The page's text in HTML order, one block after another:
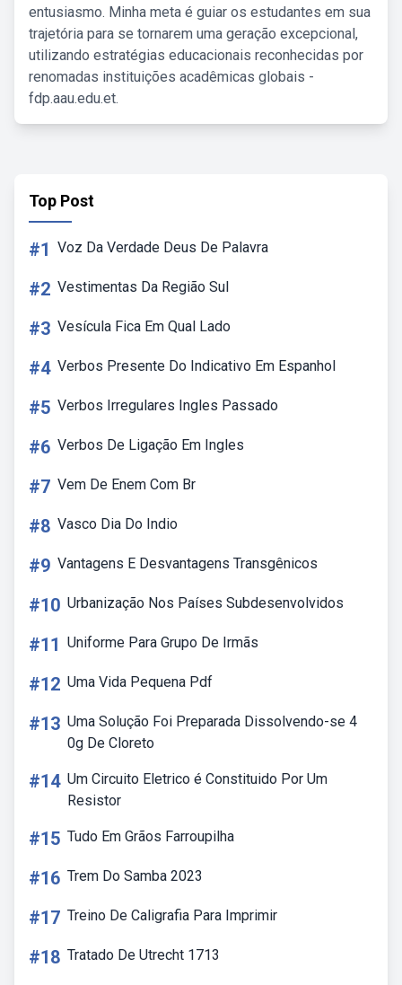
entusiasmo. Minha meta é guiar os estudantes em sua
trajetória para se tornarem uma geração excepcional,
utilizando estratégias educacionais reconhecidas por
renomadas instituições acadêmicas globais -
fdp.aau.edu.et.
Top Post
#1 Voz Da Verdade Deus De Palavra
#2 Vestimentas Da Região Sul
#3 Vesícula Fica Em Qual Lado
#4 Verbos Presente Do Indicativo Em Espanhol
#5 Verbos Irregulares Ingles Passado
#6 Verbos De Ligação Em Ingles
#7 Vem De Enem Com Br
#8 Vasco Dia Do Indio
#9 Vantagens E Desvantagens Transgênicos
#10 Urbanização Nos Países Subdesenvolvidos
#11 Uniforme Para Grupo De Irmãs
#12 Uma Vida Pequena Pdf
#13 Uma Solução Foi Preparada Dissolvendo-se 4
0g De Cloreto
#14 Um Circuito Eletrico é Constituido Por Um
Resistor
#15 Tudo Em Grãos Farroupilha
#16 Trem Do Samba 2023
#17 Treino De Caligrafia Para Imprimir
#18 Tratado De Utrecht 1713